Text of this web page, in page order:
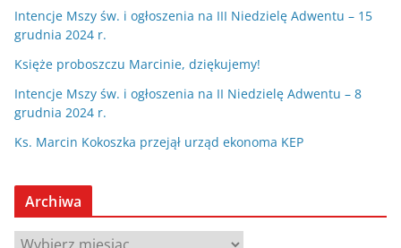
Intencje Mszy św. i ogłoszenia na III Niedzielę Adwentu – 15
grudnia 2024 r.
Księże proboszczu Marcinie, dziękujemy!
Intencje Mszy św. i ogłoszenia na II Niedzielę Adwentu – 8
grudnia 2024 r.
Ks. Marcin Kokoszka przejął urząd ekonoma KEP
Archiwa
A